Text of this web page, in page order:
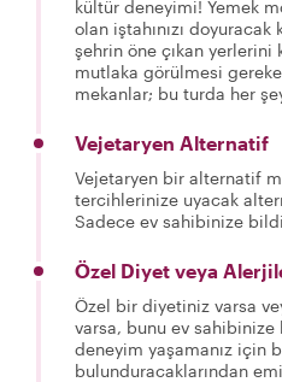
kültür deneyimi! Yemek
olan iştahınızı
şehrin öne çıkan yerlerini
mutlaka görülmesi
mekanlar; bu turda her
Vejetaryen Alternatif
Vejetaryen bir alternatif
tercihlerinize uyacak
Sadece ev sahibinize
Özel Diyet veya
Özel bir diyetiniz varsa
varsa, bunu ev
deneyim yaşamanız için
bulunduracaklarından